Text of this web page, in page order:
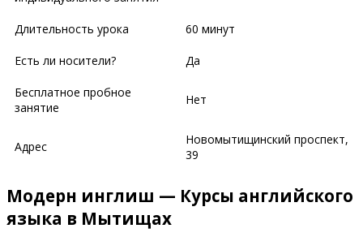
Длительность урока 60 минут
Есть ли носители? Да
Бесплатное пробное
занятие
Нет
Адрес
Новомытищинский проспект,
39
Модерн инглиш — Курсы английского
языка в Мытищах